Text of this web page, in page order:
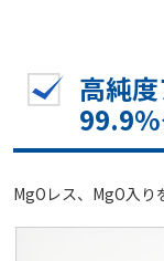
高純
MgOレス、MgO入り